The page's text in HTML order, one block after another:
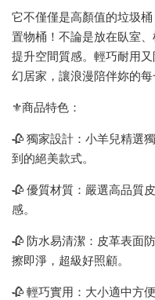
它不僅僅是高顏值的垃圾
置物桶！不論是放在臥室
提升空間質感。輕巧耐用
幻居家，讓浪漫陪伴妳的每
⚜️商品特色：
🥀 獨家設計：小羊兒精選
到的絕美款式。
🥀 優質材質：嚴選高品質
感。
🥀 防水易清潔：皮革表面
擦即淨，超級好照顧。
🥀 輕巧實用：大小適中方